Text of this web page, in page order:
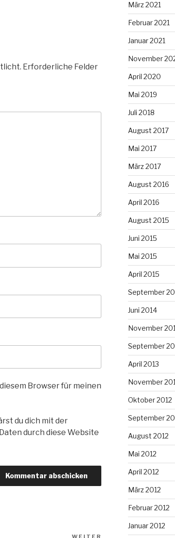
Erforderliche Felder
Browser für meinen
du dich mit der
durch diese Website
März 2021
Februar 2021
Januar 2021
November
April 2020
Mai 2019
Juli 2018
August 2017
Mai 2017
März 2017
August 2016
April 2016
August 2015
Juni 2015
Mai 2015
April 2015
September
Juni 2014
November
September
April 2013
November
Oktober 2012
September
August 2012
Mai 2012
April 2012
März 2012
Februar 2012
Januar 2012